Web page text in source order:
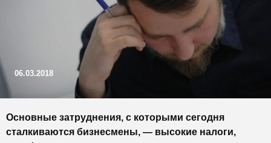
06.03.2018
Основные затруднения, с которыми сегодня
сталкиваются бизнесмены, — высокие налоги,